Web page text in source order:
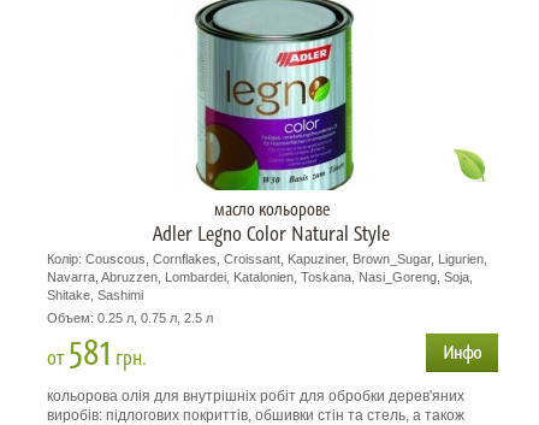
масло кольорове
Adler Legno Color Natural Style
Колір: Couscous, Cornflakes, Croissant, Kapuziner, Brown_Sugar, Ligurien,
Navarra, Abruzzen, Lombardei, Katalonien, Toskana, Nasi_Goreng, Soja,
Shitake, Sashimi
Объем: 0.25 л, 0.75 л, 2.5 л
от 581 грн.
кольорова олія для внутрішніх робіт для обробки дерев'яних
виробів: підлогових покриттів, обшивки стін та стель, а також